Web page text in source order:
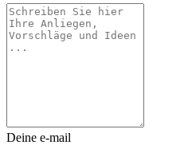
Deine e-mail